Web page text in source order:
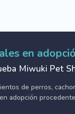
en
Miwuki Pet
de perros,
adopción